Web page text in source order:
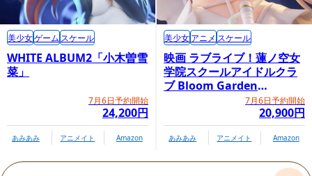
WHITE ALBUM2「小木曽雪
菜」
7月6日予約開始
24,200円
美少女ゲーム スケール
あみあみ アニメイト Amazon
映画 ラブライブ！蓮ノ空女
学院スクールアイドルクラ
ブ Bloom Garden
Party「大沢瑠璃乃」7月6日予約開始
20,900円
美少女アニメ スケール
あみあみ アニメイト Amazon